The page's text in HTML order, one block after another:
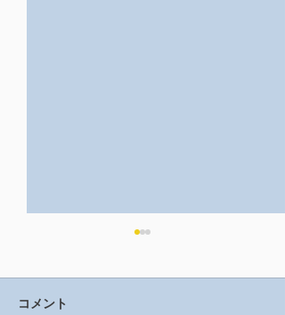
コメント